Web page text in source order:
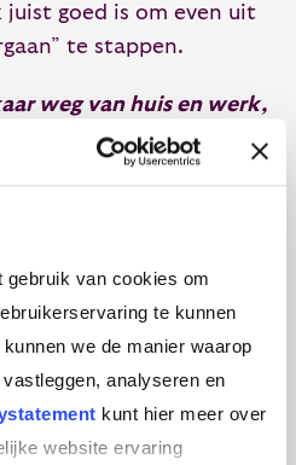
van cookies om
te kunnen
we de manier waarop
analyseren en
kunt hier meer over
website ervaring
juist goed is om even uit
te stappen.
weg van huis en werk,
waar als onwaar
Je hebt als
dan bij andere
zijn uit losse dagen
hebben die dezelfde
concrete resultaat van
het echter nodig. Door
ontstaat rust en ruimte.
en er is weinig